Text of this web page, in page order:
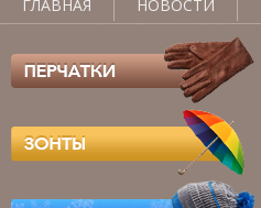
ГЛАВНАЯ НОВОСТИ